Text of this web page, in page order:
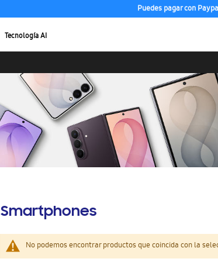
Puedes pagar con
Tecnología AI
Smartphones
No podemos encontrar productos que coincida con la